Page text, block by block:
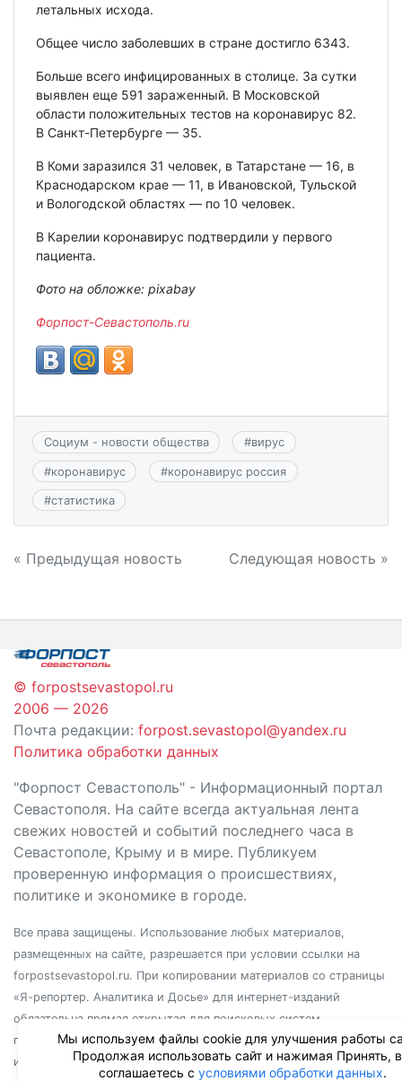
летальных исхода.
Общее число заболевших в стране достигло 6343.
Больше всего инфицированных в столице. За сутки
выявлен еще 591 зараженный. В Московской
области положительных тестов на коронавирус 82.
В Санкт-Петербурге — 35.
В Коми заразился 31 человек, в Татарстане — 16, в
Краснодарском крае — 11, в Ивановской, Тульской
и Вологодской областях — по 10 человек.
В Карелии коронавирус подтвердили у первого
пациента.
Фото на обложке: pixabay
Форпост-Севастополь.ru
Социум - новости общества #вирус
#коронавирус #коронавирус россия
#статистика
Навигация
записям
« Предыдущая новость Следующая новость »
© forpostsevastopol.ru
2006 — 2026
Почта редакции: forpost.sevastopol@yandex.ru
Политика обработки данных
"Форпост Севастополь" - Информационный портал
Севастополя. На сайте всегда актуальная лента
свежих новостей и событий последнего часа в
Севастополе, Крыму и в мире. Публикуем
проверенную информация о происшествиях,
политике и экономике в городе.
Все права защищены. Использование любых материалов,
размещенных на сайте, разрешается при условии ссылки на
forpostsevastopol.ru. При копировании материалов со страницы
«Я-репортер. Аналитика и Досье» для интернет-изданий
обязательна прямая открытая для поисковых систем
гиперссылка. Независимо от полного или частичного
использования материалов, ссылка должна быть размещена в
Мы используем файлы cookie для улучшения работы
Продолжая использовать сайт и нажимая Принять,
соглашаетесь с условиями обработки данных.